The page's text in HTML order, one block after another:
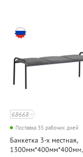
68668
Поставка 35 рабочих дней
Банкетка 3-х местная,
1300мм*400мм*400мм,